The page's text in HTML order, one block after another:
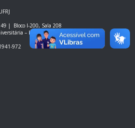
|
Bloco I-200, Sala 208
– Ilha do Fundão – RJ
972